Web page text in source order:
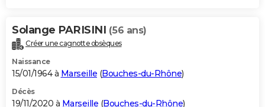
Bricolage
Lifestyle
Culture
Sport
Auto
Television
Voyage
Cinema
Solange PARISINI (56 ans)
Créer une cagnotte obsèques
Naissance
15/01/1964 à Marseille (Bouches-du-Rhône)
Décès
19/11/2020 à Marseille (Bouches-du-Rhône)